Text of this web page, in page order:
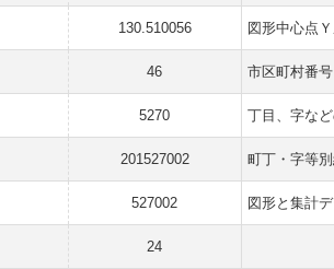
130.510056 図形中心点
46 市区町村番号
5270 丁目、字な
201527002 町丁・字等
527002 図形と集計
24